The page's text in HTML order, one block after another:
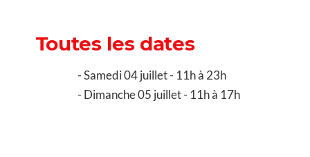
Toutes les dates
Samedi 04 juillet - 11h à 23h
Dimanche 05 juillet - 11h à 17h